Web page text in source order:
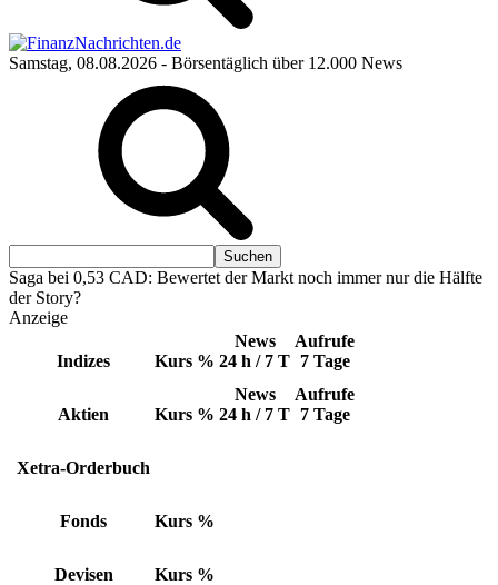
Samstag, 08.08.2026 - Börsentäglich über 12.000 News
Saga bei 0,53 CAD: Bewertet der Markt noch immer nur die Hälfte
der Story?
Anzeige
Indizes Kurs %
News
24 h / 7 T
Aufrufe
7 Tage
Aktien Kurs %
News
24 h / 7 T
Aufrufe
7 Tage
Xetra-Orderbuch
Fonds Kurs %
Devisen Kurs %